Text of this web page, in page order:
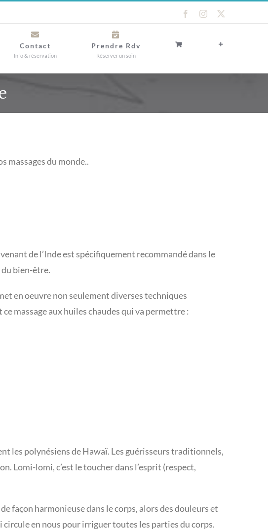
FacebookInstagram
Contact
Info & réservation
Prendre Rdv
Réserver un soin
massages du monde..
de l’Inde est spécifiquement recommandé dans le
bien-être.
en oeuvre non seulement diverses techniques
massage aux huiles chaudes qui va permettre :
les polynésiens de Hawaï. Les guérisseurs traditionnels,
Lomi-lomi, c’est le toucher dans l’esprit (respect,
façon harmonieuse dans le corps, alors des douleurs et
en nous pour irriguer toutes les parties du corps.